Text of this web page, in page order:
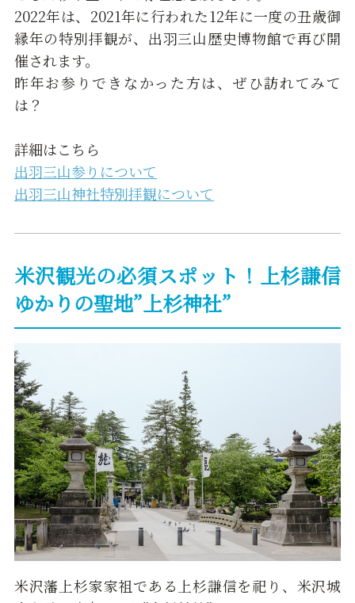
2022年は、2021年に行われた12年に一度の丑歳御
縁年の特別拝観が、出羽三山歴史博物館で再び開
催されます。
昨年お参りできなかった方は、ぜひ訪れてみて
は？
詳細はこちら
出羽三山参りについて
出羽三山神社特別拝観について
米沢観光の必須スポット！上杉謙信
ゆかりの聖地”上杉神社”
米沢藩上杉家家祖である上杉謙信を祀り、米沢城